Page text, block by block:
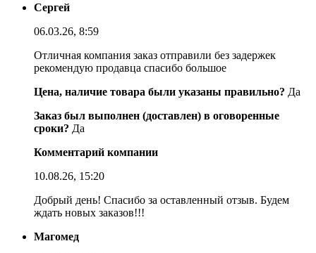
Сергей
06.03.26, 8:59
Отличная компания заказ отправили без задержек
рекомендую продавца спасибо большое
Цена, наличие товара были указаны правильно? Да
Заказ был выполнен (доставлен) в оговоренные
сроки? Да
Комментарий компании
10.08.26, 15:20
Добрый день! Спасибо за оставленный отзыв. Будем
ждать новых заказов!!!
Магомед